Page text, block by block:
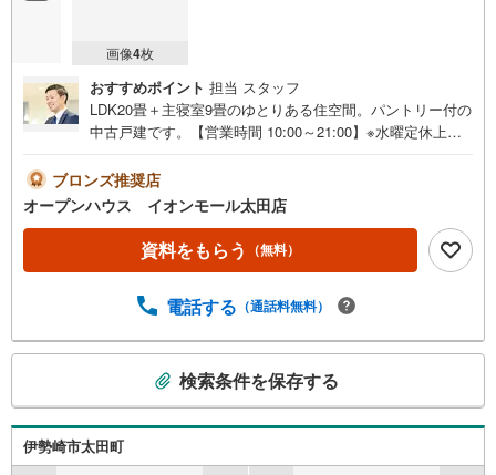
画像4枚
おすすめポイント 担当 スタッフ
LDK20畳＋主寝室9畳のゆとりある住空間。パントリー付の
中古戸建です。【営業時間 10:00～21:00】※水曜定休上記
にご連絡ください！現地を見学される場合は「室内・現地
を見学する（無料）」ボタンよりご希望の日時をご記入い
ただけますとスムーズにご案内が可能です。◎現地のご案
内について・平日や夜遅い時間帯もご案内が可能 ※定休日
を除く・経験豊富なスタッフが物件詳細を丁寧にご説明い
送迎します。・チャイルドシートのご用意ございます。◎
資金のご相談、まずは家探しについて話を聞きたいという
方も大歓迎です！年間8000棟以上の限定物件を発表してい
るオープンハウスだから出会える物件が多数ございます。
み、もしくは当社を含めた数社でのみご紹介可能なオープ
ンハウス・ディベロップメントの物件
ブロンズ推奨店
オープンハウス イオンモール太田店
資料をもらう （無料）
電話する （通話料無料）
検
索
条
検索条件を保存する
伊勢崎市太田町